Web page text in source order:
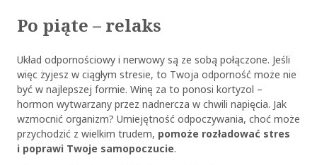
Po piąte – relaks
Układ odpornościowy i nerwowy są ze sobą połączone. Jeśli
więc żyjesz w ciągłym stresie, to Twoja odporność może nie
być w najlepszej formie. Winę za to ponosi kortyzol –
hormon wytwarzany przez nadnercza w chwili napięcia. Jak
wzmocnić organizm? Umiejętność odpoczywania, choć może
przychodzić z wielkim trudem, pomoże rozładować stres
i poprawi Twoje samopoczucie.